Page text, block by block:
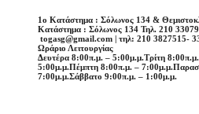
1o Κατάστημα : Σόλωνος 134 &
Κατάστημα : Σόλωνος 134 Τηλ. 210
togasg@gmail.com | τηλ: 210 3827515-
Ωράριο Λειτουργίας
Δευτέρα 8:00π.μ. – 5:00μ.μ.Τρίτη
5:00μ.μ.Πέμπτη 8:00π.μ. – 7:00μ.μ.
7:00μ.μ.Σάββατο 9:00π.μ. – 1:00μ.μ.